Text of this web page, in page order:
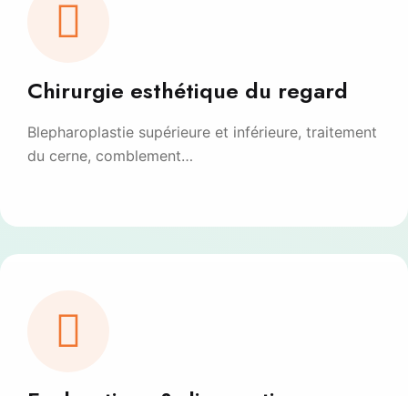
Chirurgie esthétique du regard
Blepharoplastie supérieure et inférieure, traitement
du cerne, comblement…